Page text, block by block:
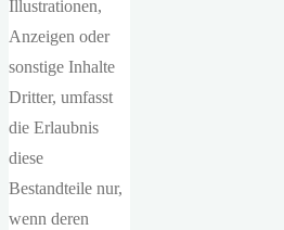
Illustrationen,
Anzeigen oder
sonstige Inhalte
Dritter, umfasst
die Erlaubnis
diese
Bestandteile nur,
wenn deren